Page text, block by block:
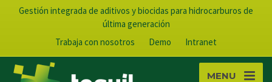
Gestión integrada de aditivos y biocidas para hidrocarburos de
última generación
Trabaja con nosotros
Demo Intranet
MENU